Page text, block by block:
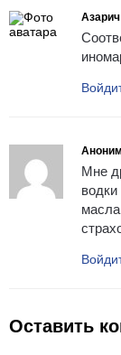
Азарич
Аноним
Мне
водки
Оставить